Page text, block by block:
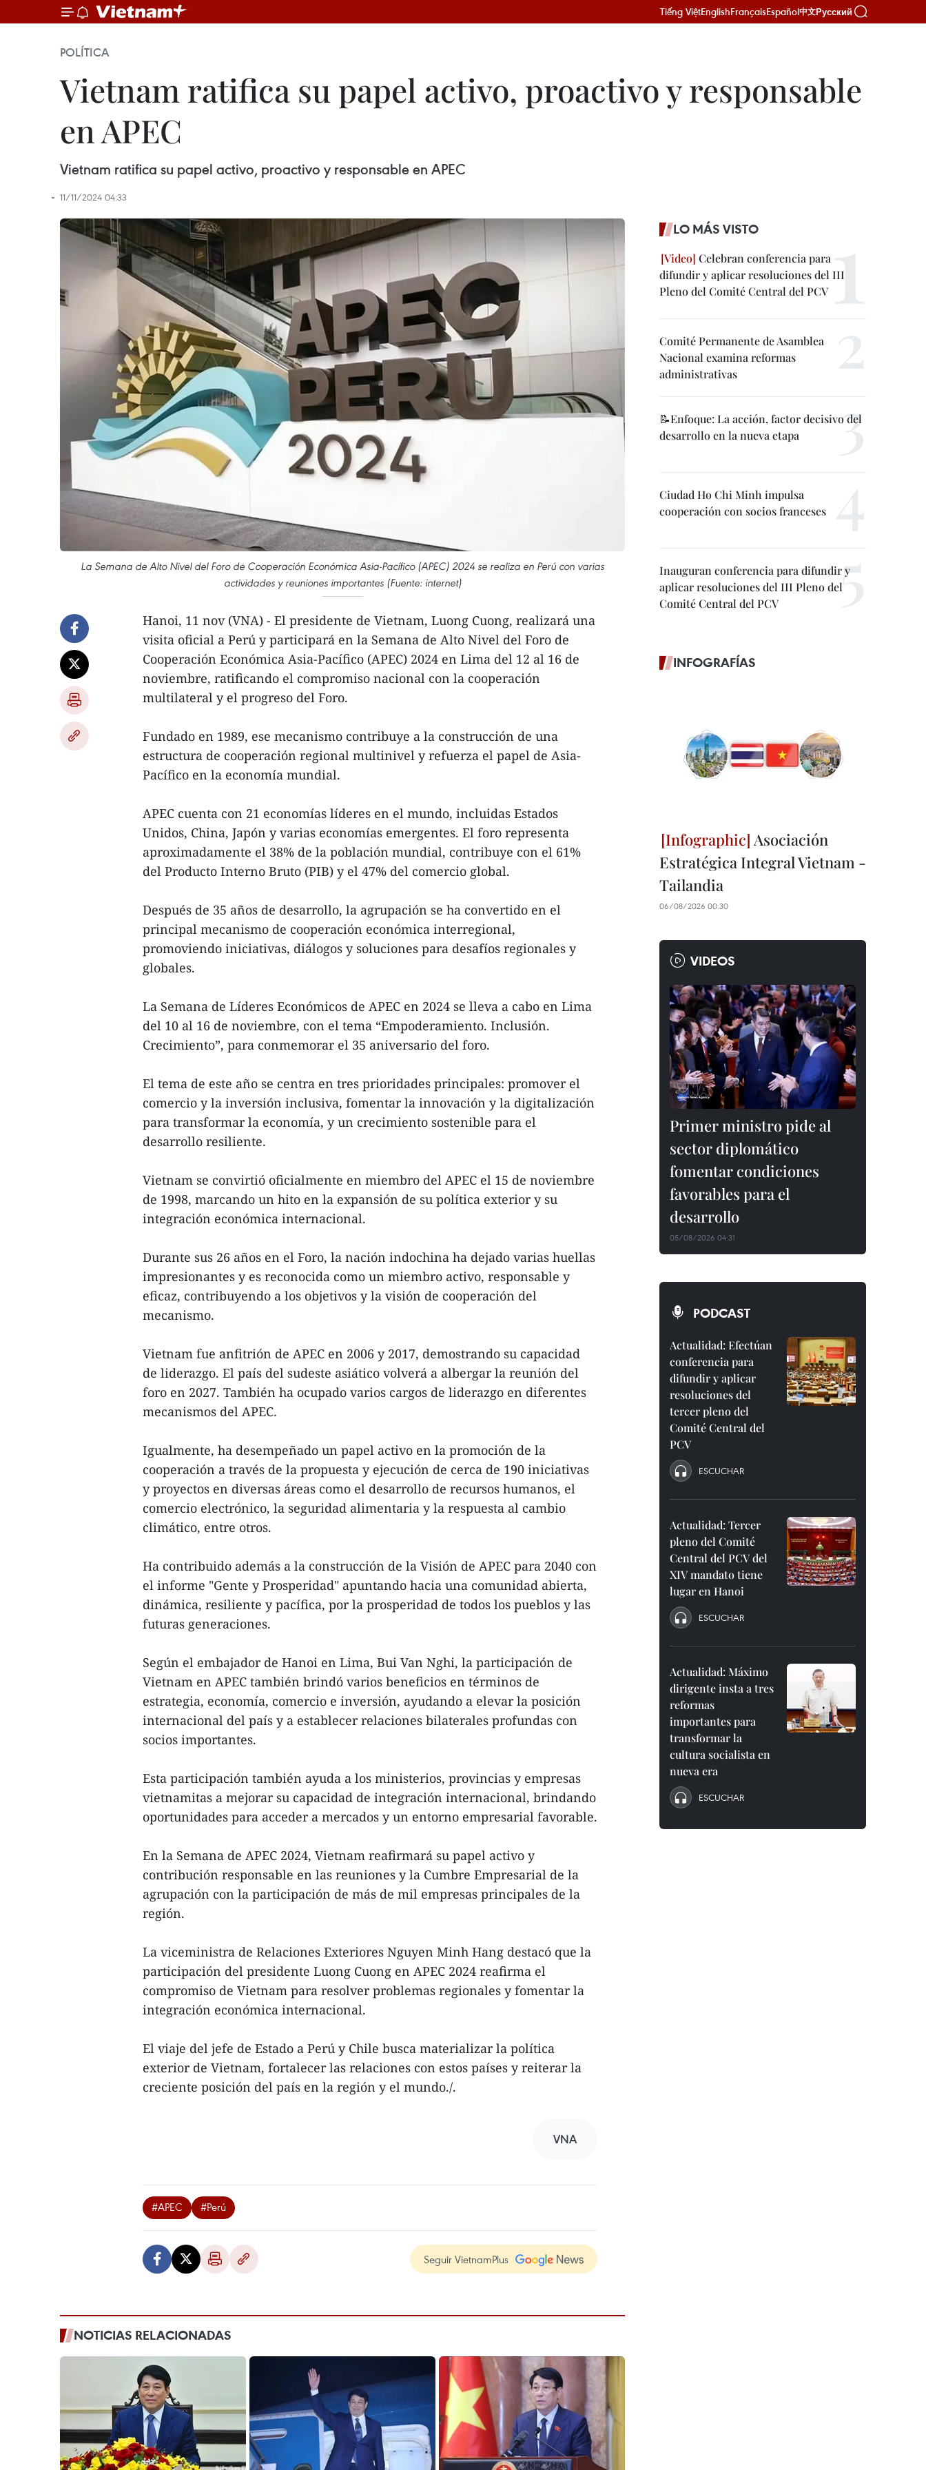
Tiếng ViệtEnglishFrançaisEspañol中文Русский
POLÍTICA
Vietnam ratifica su papel activo, proactivo y responsable
en APEC
Vietnam ratifica su papel activo, proactivo y responsable en APEC
11/11/2024 04:33
La Semana de Alto Nivel del Foro de Cooperación Económica Asia-Pacífico (APEC) 2024 se realiza en Perú con varias
actividades y reuniones importantes (Fuente: internet)
Hanoi, 11 nov (VNA) - El presidente de Vietnam, Luong Cuong, realizará una
visita oficial a Perú y participará en la Semana de Alto Nivel del Foro de
Cooperación Económica Asia-Pacífico (APEC) 2024 en Lima del 12 al 16 de
noviembre, ratificando el compromiso nacional con la cooperación
multilateral y el progreso del Foro.
Fundado en 1989, ese mecanismo contribuye a la construcción de una
estructura de cooperación regional multinivel y refuerza el papel de Asia-
Pacífico en la economía mundial.
APEC cuenta con 21 economías líderes en el mundo, incluidas Estados
Unidos, China, Japón y varias economías emergentes. El foro representa
aproximadamente el 38% de la población mundial, contribuye con el 61%
del Producto Interno Bruto (PIB) y el 47% del comercio global.
Después de 35 años de desarrollo, la agrupación se ha convertido en el
principal mecanismo de cooperación económica interregional,
promoviendo iniciativas, diálogos y soluciones para desafíos regionales y
globales.
La Semana de Líderes Económicos de APEC en 2024 se lleva a cabo en Lima
del 10 al 16 de noviembre, con el tema “Empoderamiento. Inclusión.
Crecimiento”, para conmemorar el 35 aniversario del foro.
El tema de este año se centra en tres prioridades principales: promover el
comercio y la inversión inclusiva, fomentar la innovación y la digitalización
para transformar la economía, y un crecimiento sostenible para el
desarrollo resiliente.
Vietnam se convirtió oficialmente en miembro del APEC el 15 de noviembre
de 1998, marcando un hito en la expansión de su política exterior y su
integración económica internacional.
Durante sus 26 años en el Foro, la nación indochina ha dejado varias huellas
impresionantes y es reconocida como un miembro activo, responsable y
eficaz, contribuyendo a los objetivos y la visión de cooperación del
mecanismo.
Vietnam fue anfitrión de APEC en 2006 y 2017, demostrando su capacidad
de liderazgo. El país del sudeste asiático volverá a albergar la reunión del
foro en 2027. También ha ocupado varios cargos de liderazgo en diferentes
mecanismos del APEC.
Igualmente, ha desempeñado un papel activo en la promoción de la
cooperación a través de la propuesta y ejecución de cerca de 190 iniciativas
y proyectos en diversas áreas como el desarrollo de recursos humanos, el
comercio electrónico, la seguridad alimentaria y la respuesta al cambio
climático, entre otros.
Ha contribuido además a la construcción de la Visión de APEC para 2040 con
el informe "Gente y Prosperidad" apuntando hacia una comunidad abierta,
dinámica, resiliente y pacífica, por la prosperidad de todos los pueblos y las
futuras generaciones.
Según el embajador de Hanoi en Lima, Bui Van Nghi, la participación de
Vietnam en APEC también brindó varios beneficios en términos de
estrategia, economía, comercio e inversión, ayudando a elevar la posición
internacional del país y a establecer relaciones bilaterales profundas con
socios importantes.
Esta participación también ayuda a los ministerios, provincias y empresas
vietnamitas a mejorar su capacidad de integración internacional, brindando
oportunidades para acceder a mercados y un entorno empresarial favorable.
En la Semana de APEC 2024, Vietnam reafirmará su papel activo y
contribución responsable en las reuniones y la Cumbre Empresarial de la
agrupación con la participación de más de mil empresas principales de la
región.
La viceministra de Relaciones Exteriores Nguyen Minh Hang destacó que la
participación del presidente Luong Cuong en APEC 2024 reafirma el
compromiso de Vietnam para resolver problemas regionales y fomentar la
integración económica internacional.
El viaje del jefe de Estado a Perú y Chile busca materializar la política
exterior de Vietnam, fortalecer las relaciones con estos países y reiterar la
creciente posición del país en la región y el mundo./.
VNA
#APEC #Perú
Seguir VietnamPlus
NOTICIAS RELACIONADAS
LO MÁS VISTO
Celebran conferencia para
difundir y aplicar resoluciones del III
Pleno del Comité Central del PCV
Comité Permanente de Asamblea
Nacional examina reformas
administrativas
📝Enfoque: La acción, factor decisivo del
desarrollo en la nueva etapa
Ciudad Ho Chi Minh impulsa
cooperación con socios franceses
Inauguran conferencia para difundir y
aplicar resoluciones del III Pleno del
Comité Central del PCV
INFOGRAFÍAS
Asociación
Estratégica Integral Vietnam -
Tailandia
06/08/2026 00:30
VIDEOS
Primer ministro pide al
sector diplomático
fomentar condiciones
favorables para el
desarrollo
05/08/2026 04:31
PODCAST
Actualidad: Efectúan
conferencia para
difundir y aplicar
resoluciones del
tercer pleno del
Comité Central del
PCV
ESCUCHAR
Actualidad: Tercer
pleno del Comité
Central del PCV del
XIV mandato tiene
lugar en Hanoi
ESCUCHAR
Actualidad: Máximo
dirigente insta a tres
reformas
importantes para
transformar la
cultura socialista en
nueva era
ESCUCHAR